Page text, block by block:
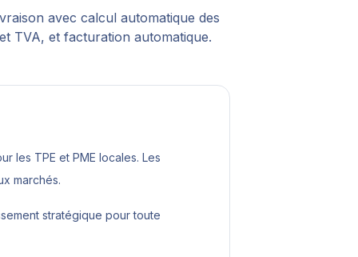
avec calcul automatique des
TVA, et facturation automatique.
les TPE et PME locales. Les
marchés.
stratégique pour toute